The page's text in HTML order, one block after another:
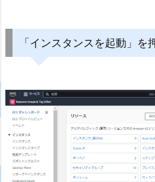
「インスタンスを起動」を